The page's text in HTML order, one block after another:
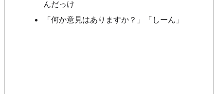
んだっけ
「何か意見はありますか？」「しーん」